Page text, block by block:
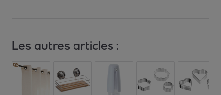
Les autres articles :